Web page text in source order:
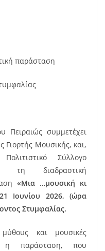
παράσταση
Πειραιώς συμμετέχει
Γιορτής Μουσικής, και,
Σύλλογο
τη διαδραστική
«Μια …μουσική κι
Ιουνίου 2026, (ώρα
Στυμφαλίας.
και μουσικές
η παράσταση, που